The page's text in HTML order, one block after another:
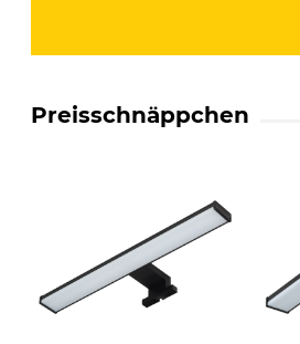
Preisschnäppchen